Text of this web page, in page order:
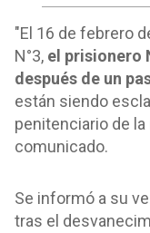
"El 16 de febrero
N°3, el prisionero
después de un
están siendo
penitenciario de la
comunicado.
Se informó a su
tras el